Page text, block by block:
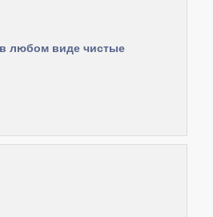
любом виде чистые